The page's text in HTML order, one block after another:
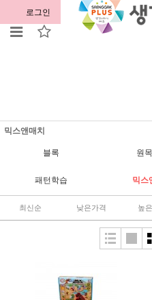
로그인 회원가입
믹스앤매치
블록 원
패턴학습 믹스
최신순 낮은가격 높